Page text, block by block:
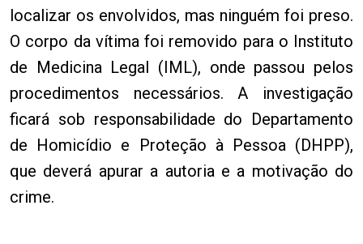
localizar os envolvidos, mas ninguém foi preso.
O corpo da vítima foi removido para o Instituto
de Medicina Legal (IML), onde passou pelos
procedimentos necessários. A investigação
ficará sob responsabilidade do Departamento
de Homicídio e Proteção à Pessoa (DHPP),
que deverá apurar a autoria e a motivação do
crime.